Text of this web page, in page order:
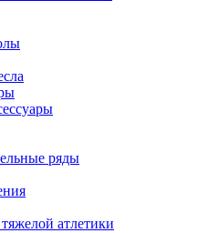
ряды
атлетики